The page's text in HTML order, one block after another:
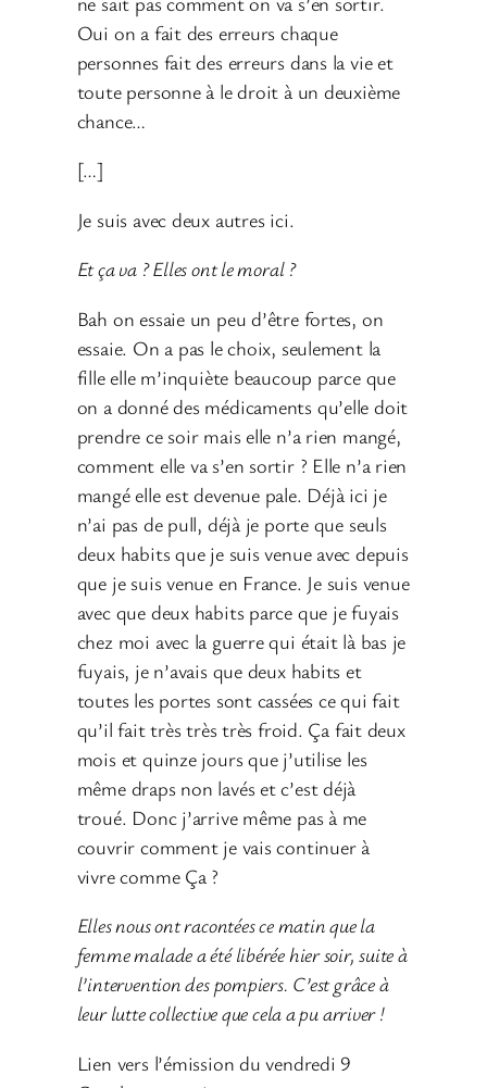
Oui on a fait des erreurs chaque
personnes fait des erreurs dans la vie et
toute personne à le droit à un deuxième
chance…
[…]
Je suis avec deux autres ici.
Et ça va ? Elles ont le moral ?
Bah on essaie un peu d’être fortes, on
essaie. On a pas le choix, seulement la
fille elle m’inquiète beaucoup parce que
on a donné des médicaments qu’elle doit
prendre ce soir mais elle n’a rien mangé,
comment elle va s’en sortir ? Elle n’a rien
mangé elle est devenue pale. Déjà ici je
n’ai pas de pull, déjà je porte que seuls
deux habits que je suis venue avec depuis
que je suis venue en France. Je suis venue
avec que deux habits parce que je fuyais
chez moi avec la guerre qui était là bas je
fuyais, je n’avais que deux habits et
toutes les portes sont cassées ce qui fait
qu’il fait très très très froid. Ça fait deux
mois et quinze jours que j’utilise les
même draps non lavés et c’est déjà
troué. Donc j’arrive même pas à me
couvrir comment je vais continuer à
vivre comme Ça ?
Elles nous ont racontées ce matin que la
femme malade a été libérée hier soir, suite à
l’intervention des pompiers. C’est grâce à
leur lutte collective que cela a pu arriver !
Lien vers l’émission du vendredi 9